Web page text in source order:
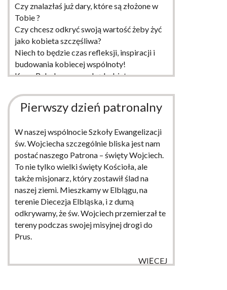
Czy znalazłaś już dary, które są złożone w
Tobie ?
Czy chcesz odkryć swoją wartość żeby żyć
jako kobieta szczęśliwa?
Niech to będzie czas refleksji, inspiracji i
budowania kobiecej wspólnoty!
Kurs „Rebeka „prowadzą kobiety.
WIĘCEJ
Pierwszy dzień patronalny
W naszej wspólnocie Szkoły Ewangelizacji
św. Wojciecha szczególnie bliska jest nam
postać naszego Patrona – święty Wojciech.
To nie tylko wielki święty Kościoła, ale
także misjonarz, który zostawił ślad na
naszej ziemi. Mieszkamy w Elblągu, na
terenie Diecezja Elbląska, i z dumą
odkrywamy, że św. Wojciech przemierzał te
tereny podczas swojej misyjnej drogi do
Prus.
WIĘCEJ